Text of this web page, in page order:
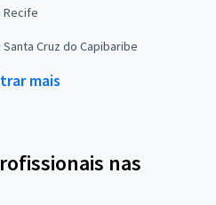
Recife
Cruz do Capibaribe
mais
nas